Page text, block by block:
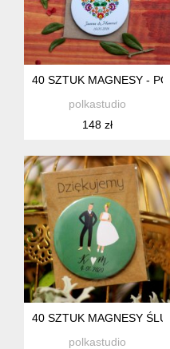
40 SZTUK MAGNESY -
polkastudio
148 zł
40 SZTUK MAGNESY
polkastudio